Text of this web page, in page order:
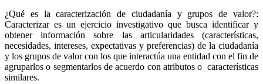
¿Qué es la caracterización de ciudadanía y grupos de valor?:
Caracterizar es un ejercicio investigativo que busca identificar y
obtener información sobre las articularidades (características,
necesidades, intereses, expectativas y preferencias) de la ciudadanía
y los grupos de valor con los que interactúa una entidad con el fin de
agruparlos o segmentarlos de acuerdo con atributos o características
similares.